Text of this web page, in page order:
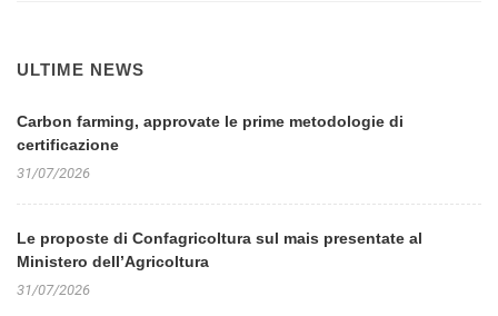
ULTIME NEWS
Carbon farming, approvate le prime metodologie di
certificazione
31/07/2026
Le proposte di Confagricoltura sul mais presentate al
Ministero dell’Agricoltura
31/07/2026